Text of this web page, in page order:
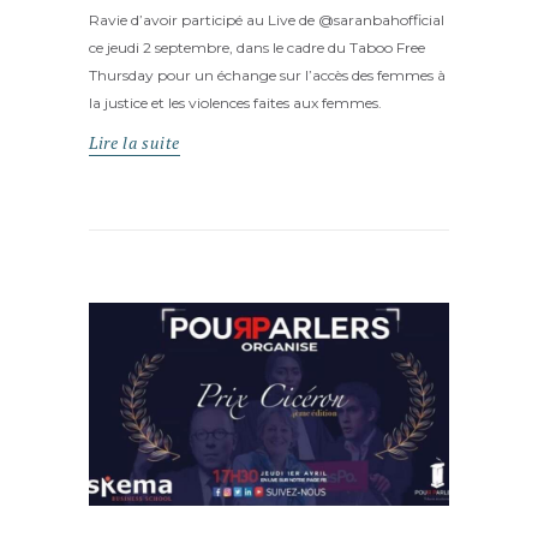
Ravie d’avoir participé au Live de @saranbahofficial
ce jeudi 2 septembre, dans le cadre du Taboo Free
Thursday pour un échange sur l’accès des femmes à
la justice et les violences faites aux femmes.
Lire la suite